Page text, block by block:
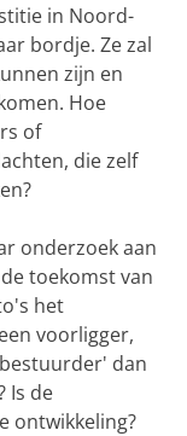
in Noord-
bordje. Ze zal
zijn en
Hoe
of
die zelf
onderzoek aan
toekomst van
het
voorligger,
dan
Is de
ontwikkeling?